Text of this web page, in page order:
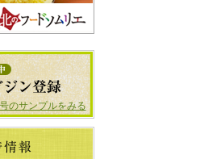
のサンプルをみる